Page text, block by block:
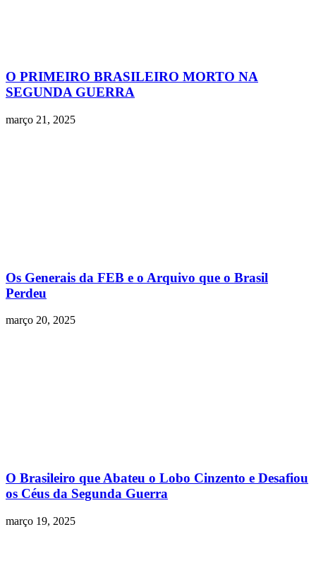
O PRIMEIRO BRASILEIRO MORTO NA
SEGUNDA GUERRA
março 21, 2025
Os Generais da FEB e o Arquivo que o Brasil
Perdeu
março 20, 2025
O Brasileiro que Abateu o Lobo Cinzento e Desafiou
os Céus da Segunda Guerra
março 19, 2025